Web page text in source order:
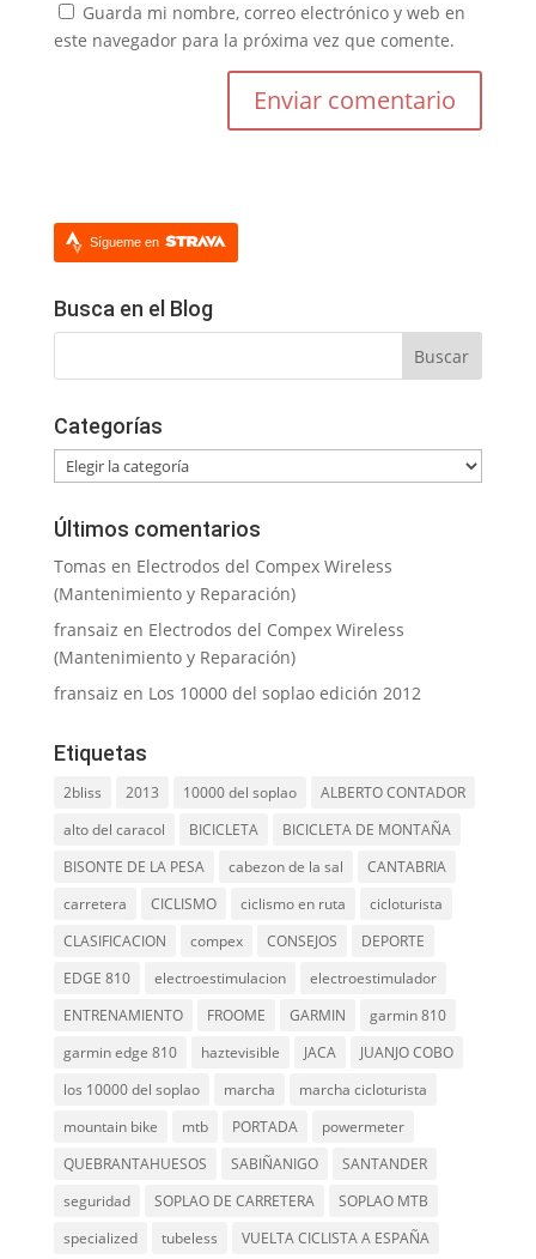
Guarda mi nombre, correo electrónico y web en
este navegador para la próxima vez que comente.
Sígueme en
Busca en el Blog
Categorías
Categorías
Últimos comentarios
Tomas en Electrodos del Compex Wireless
(Mantenimiento y Reparación)
fransaiz en Electrodos del Compex Wireless
(Mantenimiento y Reparación)
fransaiz en Los 10000 del soplao edición 2012
Etiquetas
2bliss 2013 10000 del soplao
ALBERTO CONTADOR
alto del caracol
BICICLETA
BICICLETA DE MONTAÑA
BISONTE DE LA PESA
cabezon de la sal
CANTABRIA
carretera
CICLISMO ciclismo en ruta
cicloturista
CLASIFICACION
compex CONSEJOS
DEPORTE
EDGE 810
electroestimulacion
electroestimulador
ENTRENAMIENTO
FROOME GARMIN
garmin 810
garmin edge 810
haztevisible JACA
JUANJO COBO
los 10000 del soplao
marcha
marcha cicloturista
mountain bike
mtb PORTADA
powermeter
QUEBRANTAHUESOS
SABIÑANIGO
SANTANDER
seguridad
SOPLAO DE CARRETERA
SOPLAO MTB
specialized
tubeless VUELTA CICLISTA A ESPAÑA